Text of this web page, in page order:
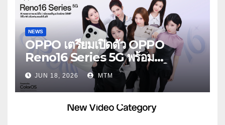
NEWS
OPPO เตรียมเปิดตัว OPPO
Reno16 Series 5G พร้อม
ประกาศ BABYMONSTER ใน
ฐานะ Reno Girls ชวนสัมผัส
ประสบการณ์ถ่ายภาพมุมกว้างพิเศษที่
อัปเกรดไปอีกขั้น กับ 4 สี 4 เทรนดี้
JUN 18, 2026 MTM